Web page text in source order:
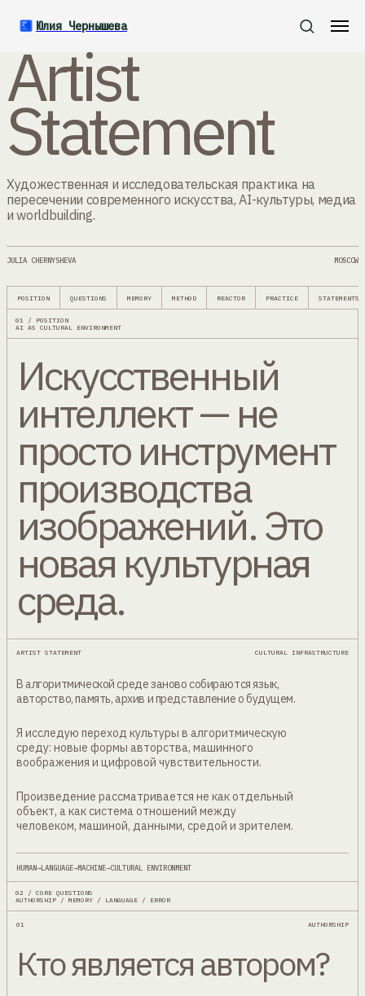
Юлия Чернышева
ART / AI / MEMORY / AUTHORSHIP
Artist
Statement
Художественная и исследовательская практика на
пересечении современного искусства, AI-культуры, медиа
и worldbuilding.
JULIA CHERNYSHEVA MOSCOW
POSITION QUESTIONS MEMORY METHOD REACTOR PRACTICE STATEMENTS
01 / POSITION
AI AS CULTURAL ENVIRONMENT
Искусственный
интеллект — не
просто инструмент
производства
изображений. Это
новая культурная
среда.
ARTIST STATEMENT CULTURAL INFRASTRUCTURE
В алгоритмической среде заново собираются язык,
авторство, память, архив и представление о будущем.
Я исследую переход культуры в алгоритмическую
среду: новые формы авторства, машинного
воображения и цифровой чувствительности.
Произведение рассматривается не как отдельный
объект, а как система отношений между
человеком, машиной, данными, средой и зрителем.
HUMAN→LANGUAGE→MACHINE→CULTURAL ENVIRONMENT
02 / CORE QUESTIONS
AUTHORSHIP / MEMORY / LANGUAGE / ERROR
01 AUTHORSHIP
Кто является автором?